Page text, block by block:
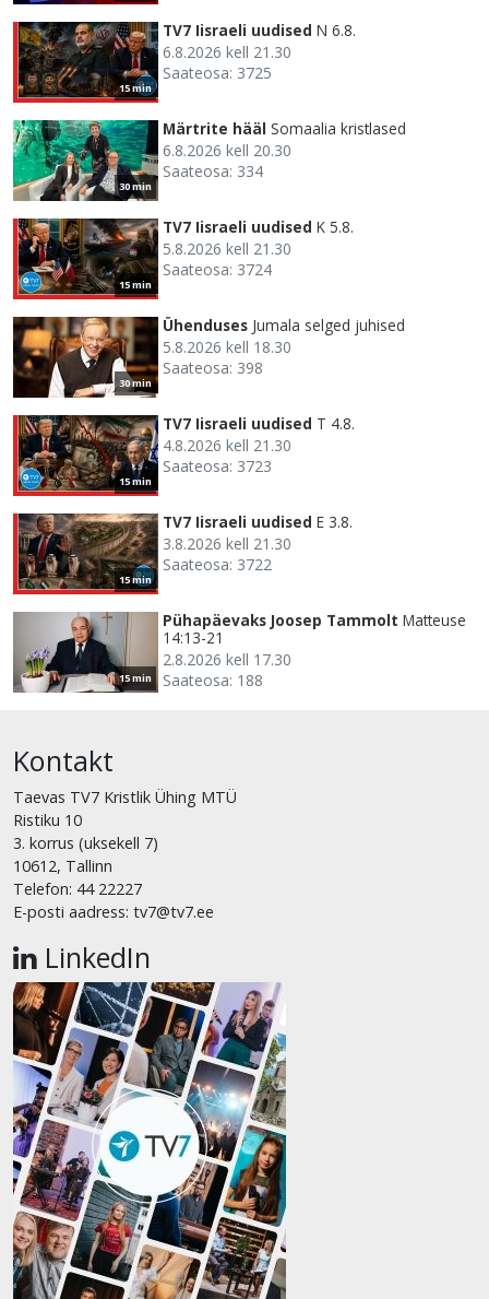
15 min
TV7 Iisraeli uudised N 6.8.
6.8.2026 kell 21.30
Saateosa: 3725
30 min
Märtrite hääl Somaalia kristlased
6.8.2026 kell 20.30
Saateosa: 334
15 min
TV7 Iisraeli uudised K 5.8.
5.8.2026 kell 21.30
Saateosa: 3724
30 min
Ühenduses Jumala selged juhised
5.8.2026 kell 18.30
Saateosa: 398
15 min
TV7 Iisraeli uudised T 4.8.
4.8.2026 kell 21.30
Saateosa: 3723
15 min
TV7 Iisraeli uudised E 3.8.
3.8.2026 kell 21.30
Saateosa: 3722
15 min
Pühapäevaks Joosep Tammolt Matteuse
14:13-21
2.8.2026 kell 17.30
Saateosa: 188
Kontakt
Taevas TV7 Kristlik Ühing MTÜ
Ristiku 10
3. korrus (uksekell 7)
10612, Tallinn
Telefon: 44 22227
E-posti aadress: tv7@tv7.ee
LinkedIn